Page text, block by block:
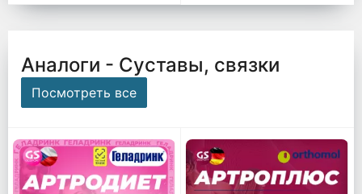
Аналоги - Суставы, связки
Посмотреть все